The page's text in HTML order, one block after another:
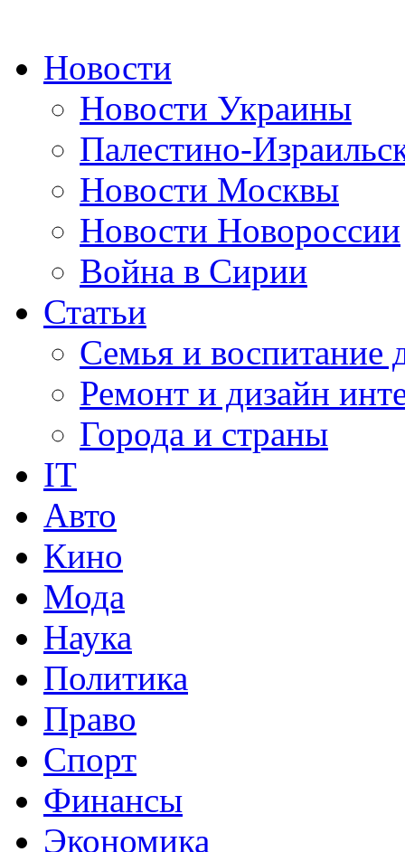
Новости
Новости Украины
Палестино-
Новости Москвы
Новости Новороссии
Война в Сирии
Статьи
Семья и воспитание
Ремонт и дизайн
Города и страны
IT
Авто
Кино
Мода
Наука
Политика
Право
Спорт
Финансы
Экономика